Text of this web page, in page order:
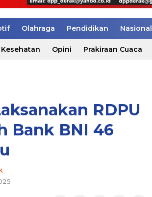
Olahraga Pendidikan Nasional
Kesehatan Opini Prakiraan Cuaca
RDPU
Bank BNI 46